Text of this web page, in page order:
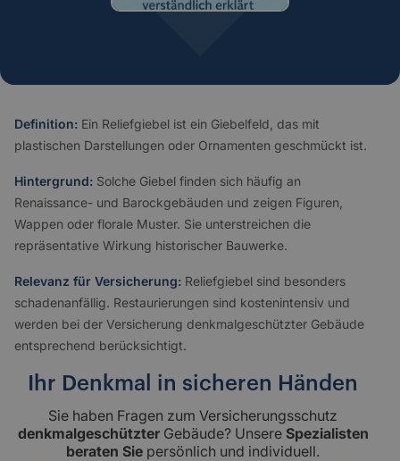
Definition: Ein Reliefgiebel ist ein Giebelfeld, das mit
plastischen Darstellungen oder Ornamenten geschmückt ist.
Hintergrund: Solche Giebel finden sich häufig an
Renaissance- und Barockgebäuden und zeigen Figuren,
Wappen oder florale Muster. Sie unterstreichen die
repräsentative Wirkung historischer Bauwerke.
Relevanz für Versicherung: Reliefgiebel sind besonders
schadenanfällig. Restaurierungen sind kostenintensiv und
werden bei der Versicherung denkmalgeschützter Gebäude
entsprechend berücksichtigt.
Ihr Denkmal in sicheren Händen
Sie haben Fragen zum Versicherungsschutz
denkmalgeschützterGebäude? Unsere Spezialisten
beraten Sie persönlich und individuell.